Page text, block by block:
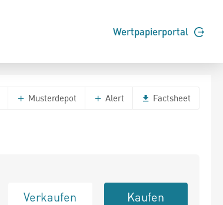
Wertpapierportal
Musterdepot Alert Factsheet
Verkaufen Kaufen